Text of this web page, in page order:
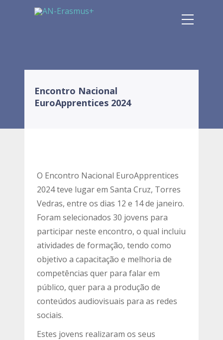
Encontro Nacional
EuroApprentices 2024
O Encontro Nacional EuroApprentices
2024 teve lugar em Santa Cruz, Torres
Vedras, entre os dias 12 e 14 de janeiro.
Foram selecionados 30 jovens para
participar neste encontro, o qual incluiu
atividades de formação, tendo como
objetivo a capacitação e melhoria de
competências quer para falar em
público, quer para a produção de
conteúdos audiovisuais para as redes
sociais.
Estes jovens realizaram os seus